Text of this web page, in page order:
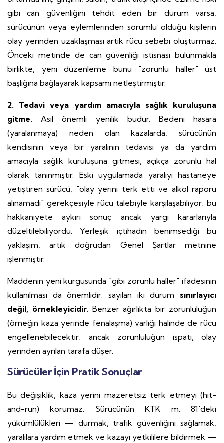
gibi can güvenliğini tehdit eden bir durum varsa,
sürücünün veya eylemlerinden sorumlu olduğu kişilerin
olay yerinden uzaklaşması artık rücu sebebi oluşturmaz.
Önceki metinde de can güvenliği istisnası bulunmakla
birlikte, yeni düzenleme bunu "zorunlu haller" üst
başlığına bağlayarak kapsamı netleştirmiştir.
2. Tedavi veya yardım amacıyla sağlık kuruluşuna
gitme. Asıl önemli yenilik budur. Bedeni hasara
(yaralanmaya) neden olan kazalarda, sürücünün
kendisinin veya bir yaralının tedavisi ya da yardım
amacıyla sağlık kuruluşuna gitmesi, açıkça zorunlu hal
olarak tanınmıştır. Eski uygulamada yaralıyı hastaneye
yetiştiren sürücü, "olay yerini terk etti ve alkol raporu
alınamadı" gerekçesiyle rücu talebiyle karşılaşabiliyor; bu
hakkaniyete aykırı sonuç ancak yargı kararlarıyla
düzeltilebiliyordu. Yerleşik içtihadın benimsediği bu
yaklaşım, artık doğrudan Genel Şartlar metnine
işlenmiştir.
Maddenin yeni kurgusunda "gibi zorunlu haller" ifadesinin
kullanılması da önemlidir: sayılan iki durum sınırlayıcı
değil, örnekleyicidir. Benzer ağırlıkta bir zorunluluğun
(örneğin kaza yerinde fenalaşma) varlığı halinde de rücu
engellenebilecektir; ancak zorunluluğun ispatı, olay
yerinden ayrılan tarafa düşer.
Sürücüler İçin Pratik Sonuçlar
Bu değişiklik, kaza yerini mazeretsiz terk etmeyi (hit-
and-run) korumaz. Sürücünün KTK m. 81'deki
yükümlülükleri — durmak, trafik güvenliğini sağlamak,
yaralılara yardım etmek ve kazayı yetkililere bildirmek —